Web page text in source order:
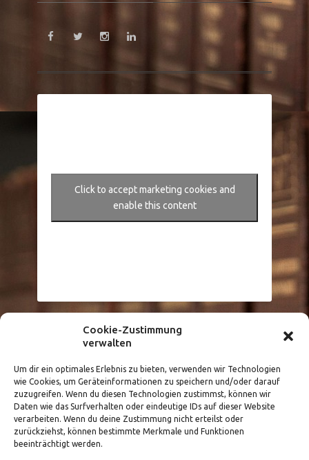
Cookie-Zustimmung
verwalten
Um dir ein optimales Erlebnis zu bieten, verwenden wir Technologien
wie Cookies, um Geräteinformationen zu speichern und/oder darauf
zuzugreifen. Wenn du diesen Technologien zustimmst, können wir
Daten wie das Surfverhalten oder eindeutige IDs auf dieser Website
verarbeiten. Wenn du deine Zustimmung nicht erteilst oder
zurückziehst, können bestimmte Merkmale und Funktionen
beeinträchtigt werden.
Click to accept marketing cookies and
enable this content
Größere Karte anzeigen